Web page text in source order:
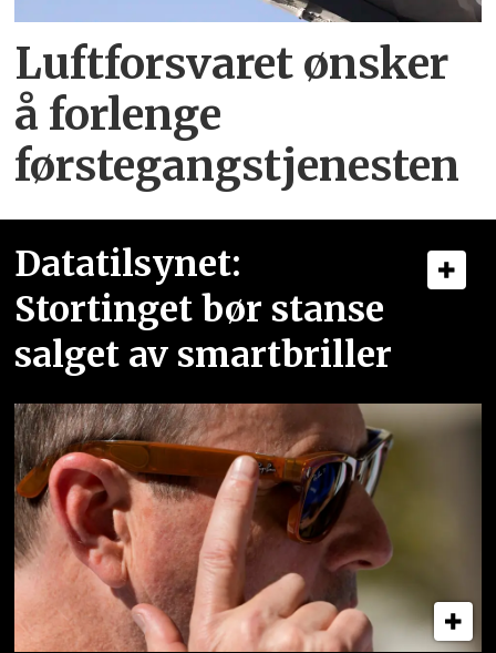
Luftforsvaret ønsker
å forlenge
førstegangstjenesten
Datatilsynet:
Stortinget bør stanse
salget av smartbriller